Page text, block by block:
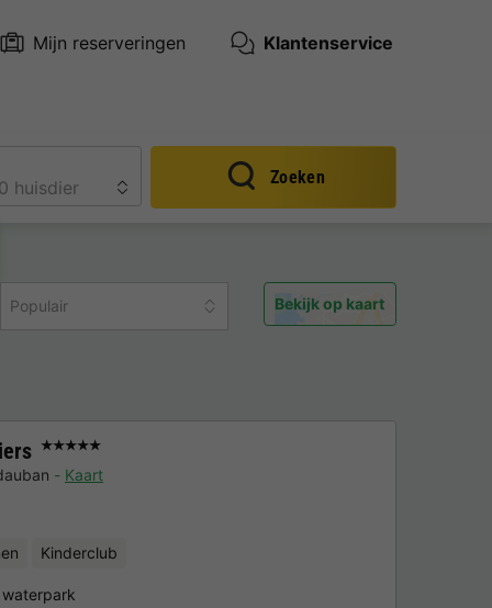
Mijn reserveringen Klantenservice
Zoeken
Populair Bekijk op kaart
★★★★★
Kaart
Kinderclub